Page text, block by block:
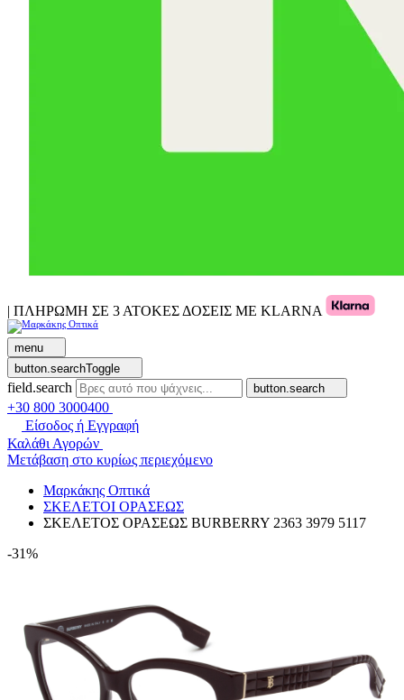
| ΠΛΗΡΩΜΗ ΣΕ 3 ΑΤΟΚΕΣ ΔΟΣΕΙΣ ΜΕ KLARNA
menu
button.searchToggle
field.search button.search
+30 800 3000400
Είσοδος ή Εγγραφή
Καλάθι Αγορών
Μετάβαση στο κυρίως περιεχόμενο
Μαρκάκης Οπτικά
ΣΚΕΛΕΤΟΙ ΟΡΑΣΕΩΣ
ΣΚΕΛΕΤΟΣ ΟΡΑΣΕΩΣ BURBERRY 2363 3979 5117
-31%